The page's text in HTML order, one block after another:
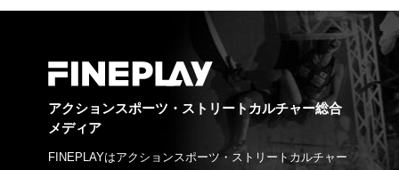
アクションスポーツ・ストリートカルチャー総合
メディア
FINEPLAYはアクションスポーツ・ストリートカルチャー